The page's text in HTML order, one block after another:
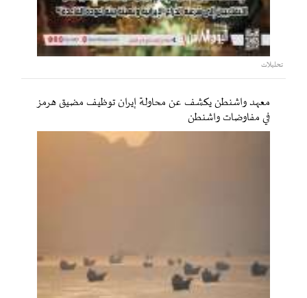
تحليلات
معهد واشنطن يكشف عن محاولة إيران توظيف مضيق هرمز
في مفاوضات واشنطن